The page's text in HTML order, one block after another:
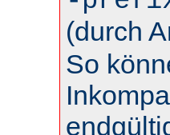
(durch
So